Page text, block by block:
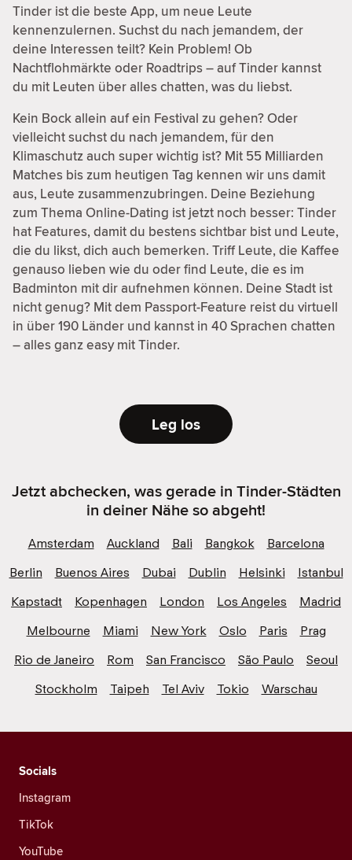
Tinder ist die beste App, um neue Leute
kennenzulernen. Suchst du nach jemandem, der
deine Interessen teilt? Kein Problem! Ob
Nachtflohmärkte oder Roadtrips – auf Tinder kannst
du mit Leuten über alles chatten, was du liebst.
Kein Bock allein auf ein Festival zu gehen? Oder
vielleicht suchst du nach jemandem, für den
Klimaschutz auch super wichtig ist? Mit 55 Milliarden
Matches bis zum heutigen Tag kennen wir uns damit
aus, Leute zusammenzubringen. Deine Beziehung
zum Thema Online-Dating ist jetzt noch besser: Tinder
hat Features, damit du bestens sichtbar bist und Leute,
die du likst, dich auch bemerken. Triff Leute, die Kaffee
genauso lieben wie du oder find Leute, die es im
Badminton mit dir aufnehmen können. Deine Stadt ist
nicht genug? Mit dem Passport-Feature reist du virtuell
in über 190 Länder und kannst in 40 Sprachen chatten
– alles ganz easy mit Tinder.
Leg los
Jetzt abchecken, was gerade in Tinder-Städten
in deiner Nähe so abgeht!
Amsterdam Auckland Bali Bangkok
Barcelona
Berlin
Buenos Aires Dubai Dublin Helsinki
Istanbul
Kapstadt
Kopenhagen London Los Angeles
Madrid
Melbourne
Miami New York Oslo Paris
Prag
Rio de Janeiro
Rom San Francisco São Paulo
Seoul
Stockholm
Taipeh Tel Aviv Tokio Warschau
Socials
Instagram
TikTok
YouTube